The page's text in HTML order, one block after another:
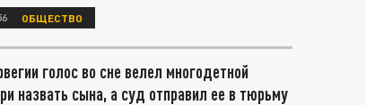
ОБЩЕСТВО
голос во сне велел многодетной
назвать сына, а суд отправил ее в тюрьму